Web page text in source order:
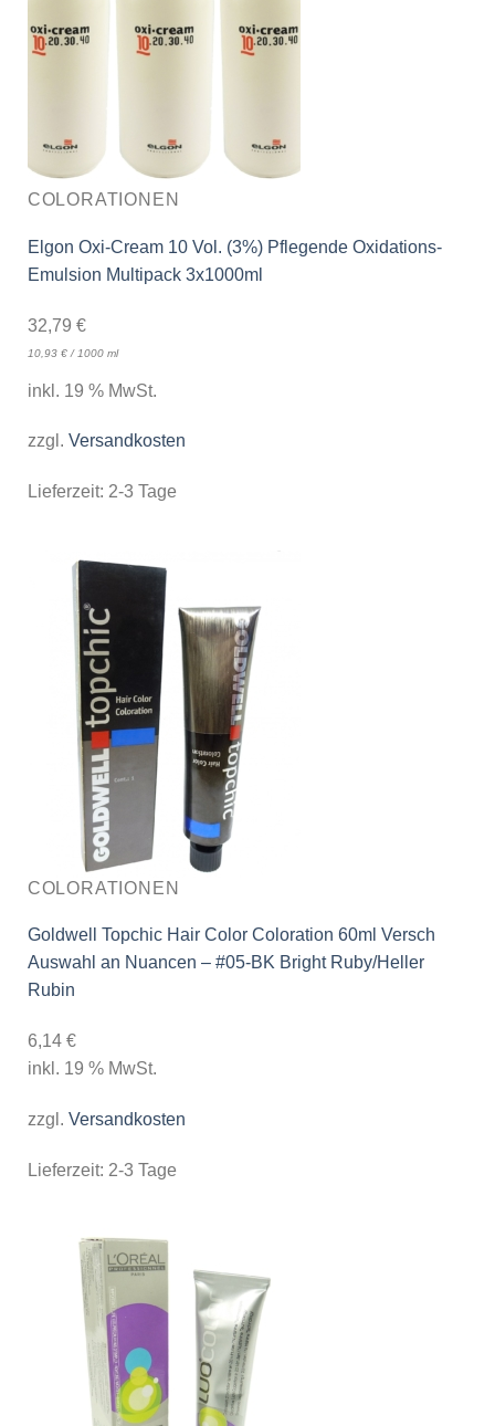
COLORATIONEN
Elgon Oxi-Cream 10 Vol. (3%) Pflegende Oxidations-
Emulsion Multipack 3x1000ml
32,79 €
10,93 €/ 1000 ml
inkl. 19 % MwSt.
zzgl. Versandkosten
Lieferzeit: 2-3 Tage
COLORATIONEN
Goldwell Topchic Hair Color Coloration 60ml Versch
Auswahl an Nuancen – #05-BK Bright Ruby/Heller
Rubin
6,14 €
inkl. 19 % MwSt.
zzgl. Versandkosten
Lieferzeit: 2-3 Tage